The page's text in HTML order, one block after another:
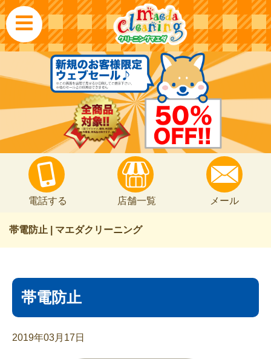
電話する 店舗一覧 メール
帯電防止 | マエダクリーニング
帯電防止
2019年03月17日